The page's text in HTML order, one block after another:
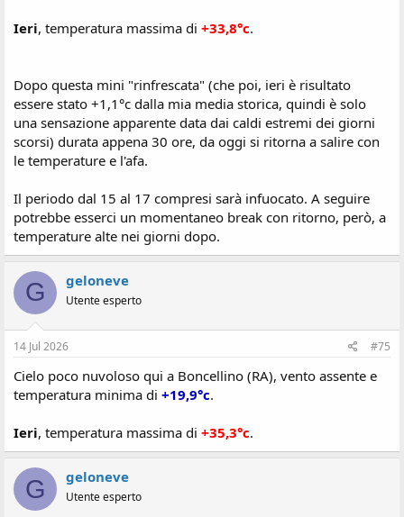
Ieri, temperatura massima di +33,8°c.
Dopo questa mini "rinfrescata" (che poi, ieri è risultato
essere stato +1,1°c dalla mia media storica, quindi è solo
una sensazione apparente data dai caldi estremi dei giorni
scorsi) durata appena 30 ore, da oggi si ritorna a salire con
le temperature e l'afa.
Il periodo dal 15 al 17 compresi sarà infuocato. A seguire
potrebbe esserci un momentaneo break con ritorno, però, a
temperature alte nei giorni dopo.
G geloneve
Utente esperto
14 Jul 2026 #75
Cielo poco nuvoloso qui a Boncellino (RA), vento assente e
temperatura minima di +19,9°c.
Ieri, temperatura massima di +35,3°c.
G geloneve
Utente esperto